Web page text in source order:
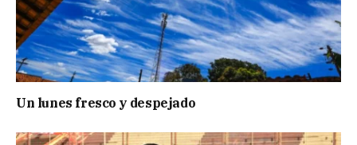
Un lunes fresco y despejado